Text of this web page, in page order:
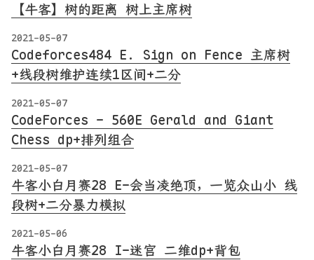
【牛客】树的距离 树上主席树
2021-05-07
Codeforces484 E. Sign on Fence 主席树
+线段树维护连续1区间+二分
2021-05-07
CodeForces - 560E Gerald and Giant
Chess dp+排列组合
2021-05-07
牛客小白月赛28 E-会当凌绝顶，一览众山小 线
段树+二分暴力模拟
2021-05-06
牛客小白月赛28 I-迷宫 二维dp+背包